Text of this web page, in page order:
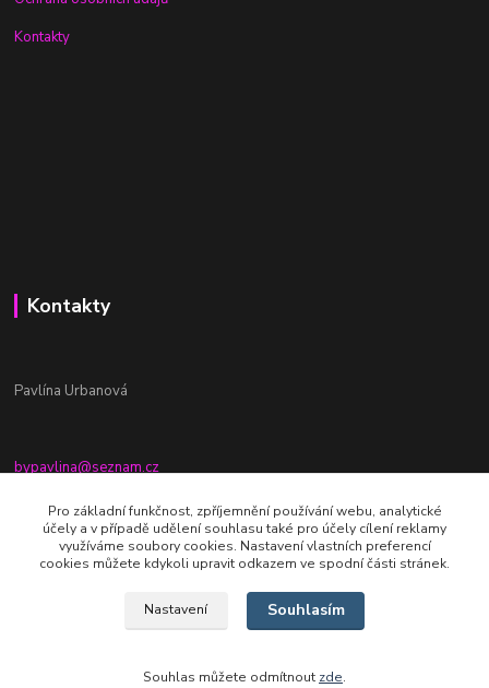
Kontakty
Kontakty
Pavlína Urbanová
bypavlina@seznam.cz
+420774917196
Fb stránka - By pavlina
Pro základní funkčnost, zpříjemnění používání webu, analytické
účely a v případě udělení souhlasu také pro účely cílení reklamy
využíváme soubory cookies. Nastavení vlastních preferencí
cookies můžete kdykoli upravit odkazem ve spodní části stránek.
Nastavení Souhlasím
Souhlas můžete odmítnout zde.